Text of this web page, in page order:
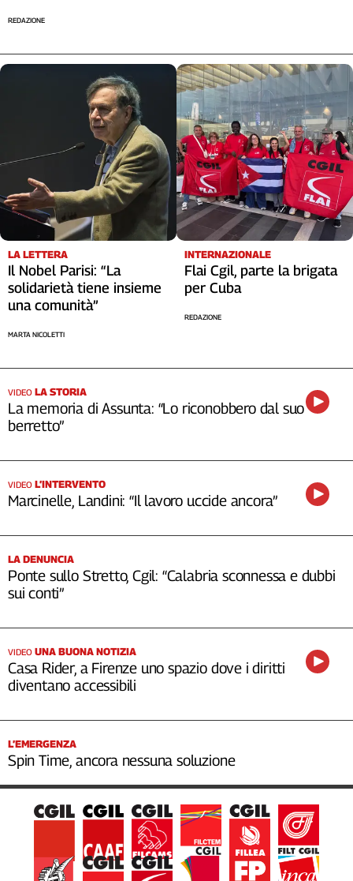
REDAZIONE
LA LETTERA
Il Nobel Parisi: “La
solidarietà tiene insieme
una comunità”
MARTA NICOLETTI
INTERNAZIONALE
Flai Cgil, parte la brigata
per Cuba
REDAZIONE
VIDEO LA STORIA
La memoria di Assunta: “Lo riconobbero dal suo
berretto”
VIDEO L’INTERVENTO
Marcinelle, Landini: “Il lavoro uccide ancora”
LA DENUNCIA
Ponte sullo Stretto, Cgil: “Calabria sconnessa e dubbi
sui conti”
VIDEO UNA BUONA NOTIZIA
Casa Rider, a Firenze uno spazio dove i diritti
diventano accessibili
L’EMERGENZA
Spin Time, ancora nessuna soluzione